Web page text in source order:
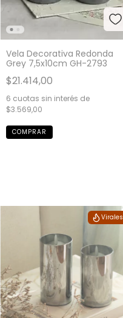
Vela Decorativa Redonda
Grey 7,5x10cm GH-2793
$21.414,00
6 cuotas sin interés de
$3.569,00
Virales